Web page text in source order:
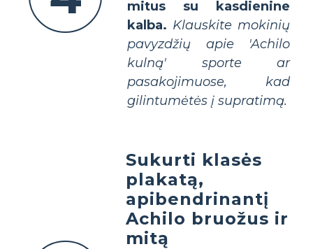
mitus su kasdienine
kalba. Klauskite mokinių
pavyzdžių apie 'Achilo
kulną' sporte ar
pasakojimuose, kad
gilintumėtės į supratimą.
Sukurti klasės
plakatą,
apibendrinantį
Achilo bruožus ir
mitą